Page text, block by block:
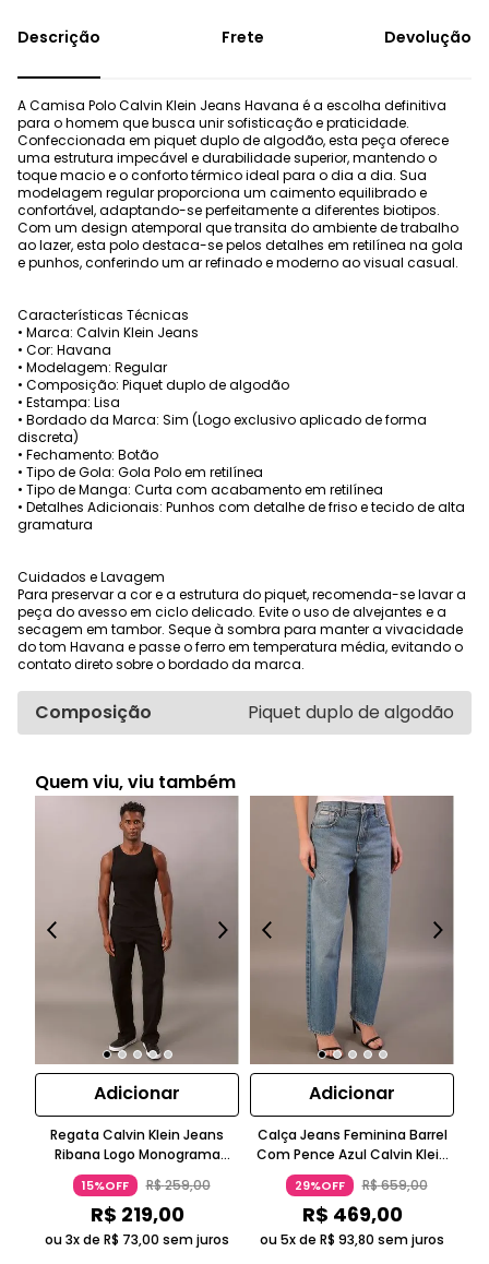
Frete Devolução
A Camisa Polo Calvin Klein Jeans Havana é a escolha definitiva
para o homem que busca unir sofisticação e praticidade.
Confeccionada em piquet duplo de algodão, esta peça oferece
uma estrutura impecável e durabilidade superior, mantendo o
toque macio e o conforto térmico ideal para o dia a dia. Sua
modelagem regular proporciona um caimento equilibrado e
confortável, adaptando-se perfeitamente a diferentes biotipos.
Com um design atemporal que transita do ambiente de trabalho
ao lazer, esta polo destaca-se pelos detalhes em retilínea na gola
e punhos, conferindo um ar refinado e moderno ao visual casual.
Características Técnicas
• Marca: Calvin Klein Jeans
• Cor: Havana
• Modelagem: Regular
• Composição: Piquet duplo de algodão
• Estampa: Lisa
• Bordado da Marca: Sim (Logo exclusivo aplicado de forma
discreta)
• Fechamento: Botão
• Tipo de Gola: Gola Polo em retilínea
• Tipo de Manga: Curta com acabamento em retilínea
• Detalhes Adicionais: Punhos com detalhe de friso e tecido de alta
gramatura
Cuidados e Lavagem
Para preservar a cor e a estrutura do piquet, recomenda-se lavar a
peça do avesso em ciclo delicado. Evite o uso de alvejantes e a
secagem em tambor. Seque à sombra para manter a vivacidade
do tom Havana e passe o ferro em temperatura média, evitando o
contato direto sobre o bordado da marca.
Composição Piquet duplo de algodão
Quem viu, viu também
Adicionar
Regata Calvin Klein Jeans
Ribana Logo Monograma
Preto
15%OFF R$259,00
R$ 219,00
ou 3x de R$ 73,00 sem juros
Adicionar
Calça Jeans Feminina Barrel
Com Pence Azul Calvin Klein
Jeans
29%OFF R$659,00
R$ 469,00
ou 5x de R$ 93,80 sem juros